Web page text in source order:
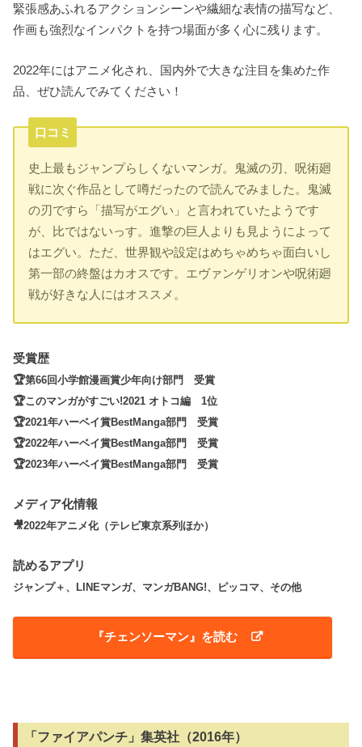
緊張感あふれるアクションシーンや繊細な表情の描写など、
作画も強烈なインパクトを持つ場面が多く心に残ります。
2022年にはアニメ化され、国内外で大きな注目を集めた作
品、ぜひ読んでみてください！
口コミ
史上最もジャンプらしくないマンガ。鬼滅の刃、呪術廻
戦に次ぐ作品として噂だったので読んでみました。鬼滅
の刃ですら「描写がエグい」と言われていたようです
が、比ではないっす。進撃の巨人よりも見ようによって
はエグい。ただ、世界観や設定はめちゃめちゃ面白いし
第一部の終盤はカオスです。エヴァンゲリオンや呪術廻
戦が好きな人にはオススメ。
受賞歴
🏆第66回小学館漫画賞少年向け部門 受賞
🏆このマンガがすごい!2021 オトコ編 1位
🏆2021年ハーベイ賞BestManga部門 受賞
🏆2022年ハーベイ賞BestManga部門 受賞
🏆2023年ハーベイ賞BestManga部門 受賞
メディア化情報
🎥2022年アニメ化（テレビ東京系列ほか）
読めるアプリ
ジャンプ＋、LINEマンガ、マンガBANG!、ピッコマ、その他
『チェンソーマン』を読む
「ファイアパンチ」集英社（2016年）